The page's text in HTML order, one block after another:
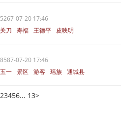
5267-07-20 17:46
关刀
寿福 王德平
皮映明
8587-07-20 17:46
五一 景区 游客 瑶族 通城县
23456... 13>